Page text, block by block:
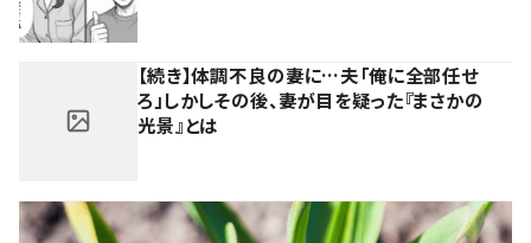
【続き】体調不良の妻に…夫「俺に全部任せ
ろ」しかしその後、妻が目を疑った『まさかの
光景』とは